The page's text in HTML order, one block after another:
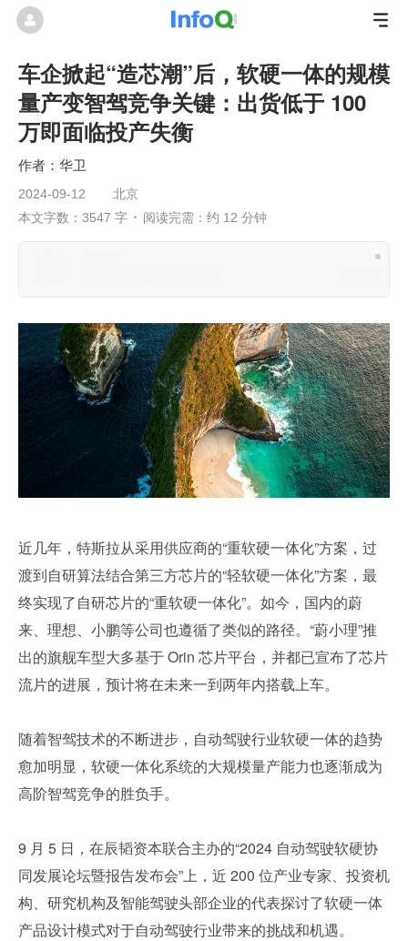
车企掀起“造芯潮”后，软硬一体的规模
量产变智驾竞争关键：出货低于 100
万即面临投产失衡
华卫
2024-09-12
北京
本文字数：3547 字
阅读完需：约 12 分钟
近几年，特斯拉从采用供应商的“重软硬一体化”方案，过
渡到自研算法结合第三方芯片的“轻软硬一体化”方案，最
终实现了自研芯片的“重软硬一体化”。如今，国内的蔚
来、理想、小鹏等公司也遵循了类似的路径。“蔚小理”推
出的旗舰车型大多基于 Orin 芯片平台，并都已宣布了芯片
流片的进展，预计将在未来一到两年内搭载上车。
随着智驾技术的不断进步，自动驾驶行业软硬一体的趋势
愈加明显，软硬一体化系统的大规模量产能力也逐渐成为
高阶智驾竞争的胜负手。
9 月 5 日，在辰韬资本联合主办的“2024 自动驾驶软硬协
同发展论坛暨报告发布会”上，近 200 位产业专家、投资机
构、研究机构及智能驾驶头部企业的代表探讨了软硬一体
产品设计模式对于自动驾驶行业带来的挑战和机遇。